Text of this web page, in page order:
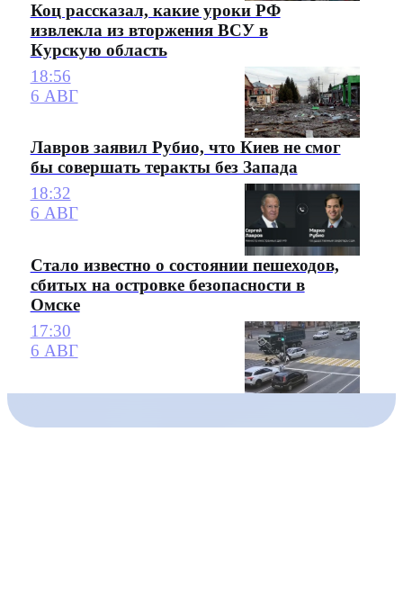
Коц рассказал, какие уроки РФ
извлекла из вторжения ВСУ в
Курскую область
18:56
6 АВГ
Лавров заявил Рубио, что Киев не смог
бы совершать теракты без Запада
18:32
6 АВГ
Стало известно о состоянии пешеходов,
сбитых на островке безопасности в
Омске
17:30
6 АВГ